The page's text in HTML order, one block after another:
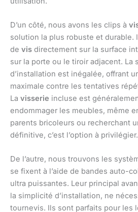
D’un côté, nous avons les clips à
solution la plus robuste et durable.
de vis directement sur la surface
sur la porte ou le tiroir adjacent. La
d’installation est inégalée, offrant
maximale contre les tentatives
La visserie incluse est
endommager les meubles, même
parents bricoleurs ou recherchant
définitive, c’est l’option à privilégier.
De l’autre, nous trouvons les
se fixent à l’aide de bandes auto-
ultra puissantes. Leur principal
la simplicité d’installation, ne
tournevis. Ils sont parfaits pour les